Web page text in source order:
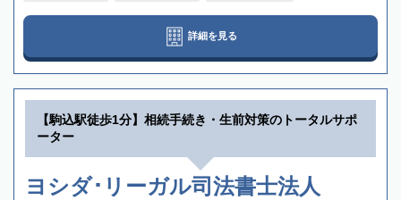
詳細を見る
【駒込駅徒歩1分】相続手続き・生前対策のトータルサポ
ーター
ヨシダ･リーガル司法書士法人